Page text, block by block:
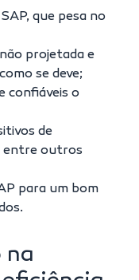
que pesa no
projetada e
se deve;
confiáveis o
de
entre outros
para um bom
na